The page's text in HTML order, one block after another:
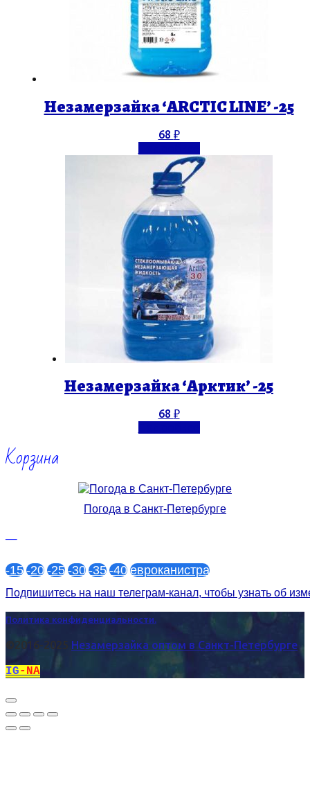
Незамерзайка ‘ARCTIC LINE’ -25
68 ₽
Незамерзайка ‘Арктик’ -25
68 ₽
Корзина
Погода в Санкт-Петербурге
—
-15 -20 -25 -30 -35 -40 евроканистра
Подпишитесь на наш телеграм-канал, чтобы узнать об
Политика конфиденциальности.
©2016-2025 Незамерзайка оптом в Санкт-Петербурге
IG-NA